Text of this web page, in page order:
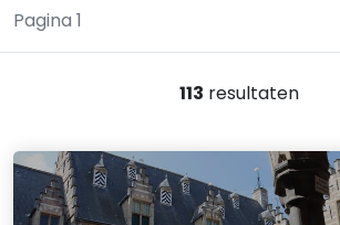
Pagina 1
113 resultaten